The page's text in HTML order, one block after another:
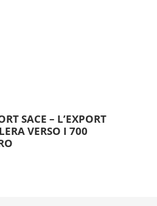
SACE – L’EXPORT
VERSO I 700